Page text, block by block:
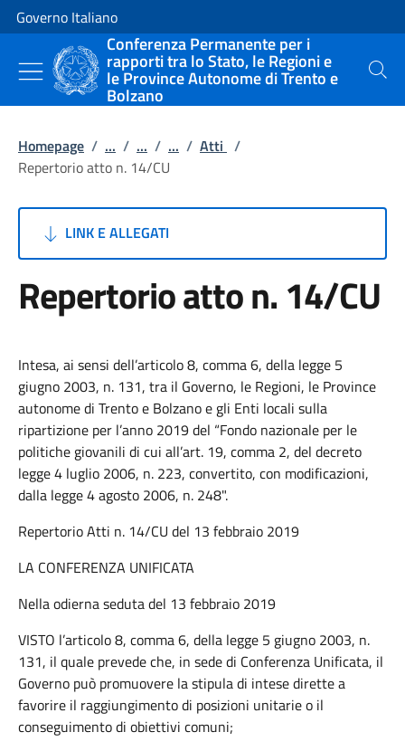
Vai al contenuto
Vai alla navigazione del sito
Governo Italiano
Conferenza Permanente per i
rapporti tra lo Stato, le Regioni e
le Province Autonome di Trento e
Bolzano
Cerca
Homepage / ... / ... / ... / Atti /
Repertorio atto n. 14/CU
LINK E ALLEGATI
Repertorio atto n. 14/CU
Intesa, ai sensi dell’articolo 8, comma 6, della legge 5
giugno 2003, n. 131, tra il Governo, le Regioni, le Province
autonome di Trento e Bolzano e gli Enti locali sulla
ripartizione per l’anno 2019 del “Fondo nazionale per le
politiche giovanili di cui all’art. 19, comma 2, del decreto
legge 4 luglio 2006, n. 223, convertito, con modificazioni,
dalla legge 4 agosto 2006, n. 248".
Repertorio Atti n. 14/CU del 13 febbraio 2019
LA CONFERENZA UNIFICATA
Nella odierna seduta del 13 febbraio 2019
VISTO l’articolo 8, comma 6, della legge 5 giugno 2003, n.
131, il quale prevede che, in sede di Conferenza Unificata, il
Governo può promuovere la stipula di intese dirette a
favorire il raggiungimento di posizioni unitarie o il
conseguimento di obiettivi comuni;